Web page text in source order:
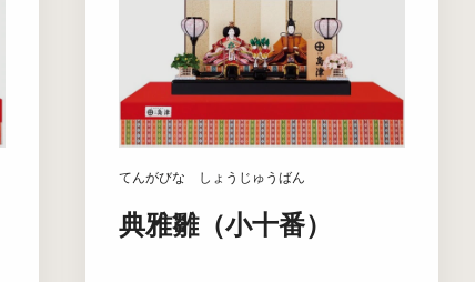
てんがびな しょうじゅうばん
典雅雛（小十番）